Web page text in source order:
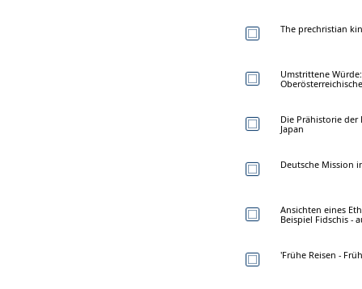
The prechristian
Umstrittene
Die Prähistorie
Japan
Deutsche Mission
Ansichten eines
Beispiel Fidschis -
'Frühe Reisen -